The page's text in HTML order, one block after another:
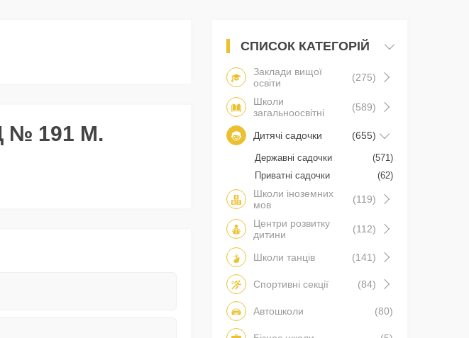
№ 191 М.
СПИСОК КАТЕГОРІЙ
Заклади вищої
освіти
(275)
Школи
загальноосвітні
(589)
Дитячі садочки (655)
Державні садочки
(571)
Приватні садочки
(62)
Школи іноземних
мов
(119)
Центри розвитку
дитини
(112)
Школи танців (141)
Спортивні секції (84)
Автошколи (80)